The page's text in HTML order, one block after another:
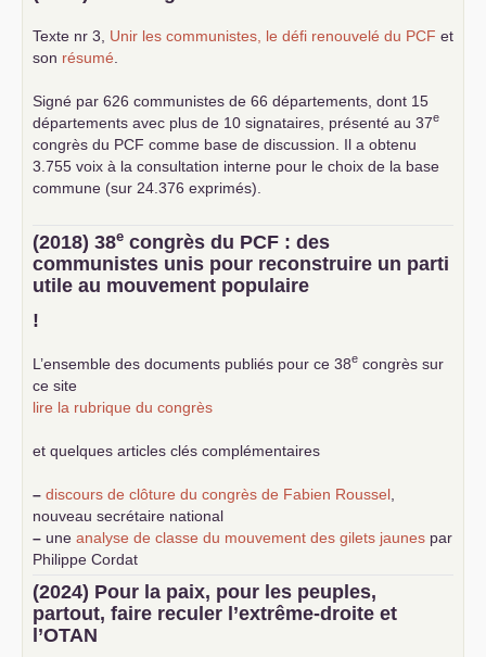
Texte nr 3, Unir les communistes, le défi renouvelé du PCF et
son résumé
Signé par 626 communistes de 66 départements, dont 15
départements avec plus de 10 signataires, présenté au 37e
congrès du PCF comme base de discussion. Il a obtenu
3.755 voix à la consultation interne pour le choix de la base
commune (sur 24.376 exprimés).
(2018) 38e congrès du PCF : des
communistes unis pour reconstruire un parti
utile au mouvement populaire
!
L’ensemble des documents publiés pour ce 38e congrès sur
ce site
lire la rubrique du congrès
et quelques articles clés complémentaires
– discours de clôture du congrès de Fabien Roussel
nouveau secrétaire national
– une analyse de classe du mouvement des gilets jaunes par
Philippe Cordat
–
un texte de Jean-Claude Delaunay
le marxisme est la
science sociale de notre temps
–un appel proposé aux partis communistes et ouvrier
d’Europe
(2024) Pour la paix, pour les peuples,
partout, faire reculer l’extrême-droite et
l’OTAN